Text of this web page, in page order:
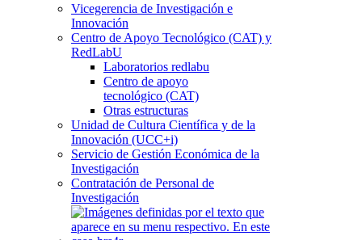
Vicegerencia de Investigación e
Innovación
Centro de Apoyo Tecnológico (CAT) y
RedLabU
Laboratorios redlabu
Centro de apoyo
tecnológico (CAT)
Otras estructuras
Unidad de Cultura Científica y de la
Innovación (UCC+i)
Servicio de Gestión Económica de la
Investigación
Contratación de Personal de
Investigación